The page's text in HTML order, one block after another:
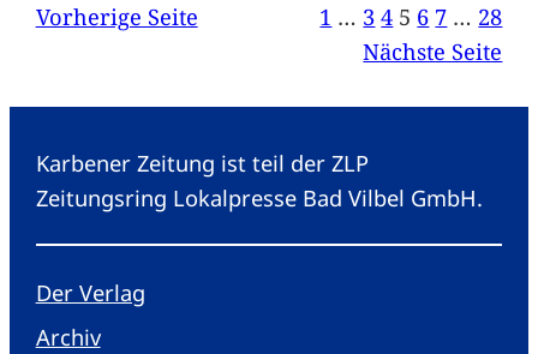
Vorherige Seite
1 … 3 4 5 6 7 … 28
Nächste Seite
Karbener Zeitung ist teil der ZLP
Zeitungsring Lokalpresse Bad Vilbel GmbH.
Der Verlag
Archiv